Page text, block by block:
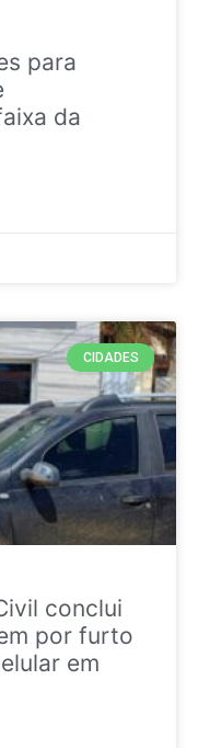
para
da
CIDADES
conclui
por furto
em